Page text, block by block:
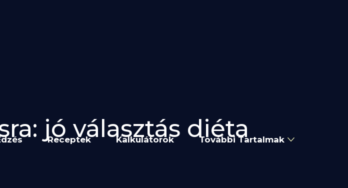
Receptek Kalkulátorok További Tartalmak
jó választás diéta